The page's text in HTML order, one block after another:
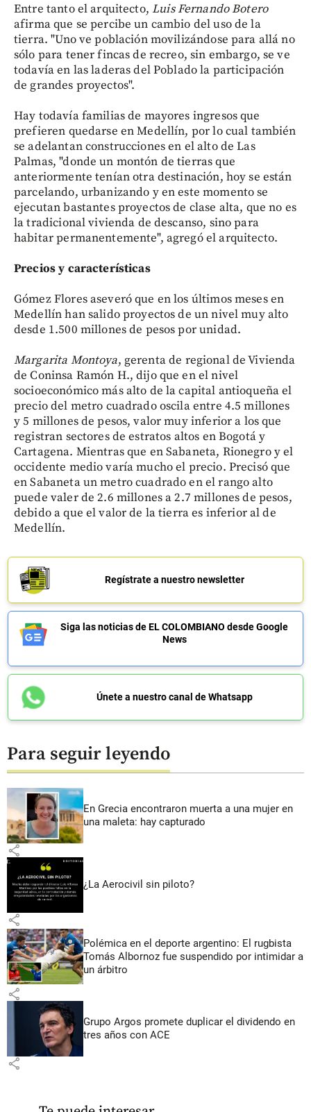
Entre tanto el arquitecto,Luis Fernando Botero
afirma que se percibe un cambio del uso de la
tierra. "Uno ve población movilizándose para allá no
sólo para tener fincas de recreo, sin embargo, se ve
todavía en las laderas del Poblado la participación
de grandes proyectos".
Hay todavía familias de mayores ingresos que
prefieren quedarse en Medellín, por lo cual también
se adelantan construcciones en el alto de Las
Palmas, "donde un montón de tierras que
anteriormente tenían otra destinación, hoy se están
parcelando, urbanizando y en este momento se
ejecutan bastantes proyectos de clase alta, que no es
la tradicional vivienda de descanso, sino para
habitar permanentemente", agregó el arquitecto.
Precios y características
Gómez Flores aseveró que en los últimos meses en
Medellín han salido proyectos de un nivel muy alto
desde 1.500 millones de pesos por unidad.
Margarita Montoya, gerenta de regional de Vivienda
de Coninsa Ramón H., dijo que en el nivel
socioeconómico más alto de la capital antioqueña el
precio del metro cuadrado oscila entre 4.5 millones
y 5 millones de pesos, valor muy inferior a los que
registran sectores de estratos altos en Bogotá y
Cartagena. Mientras que en Sabaneta, Rionegro y el
occidente medio varía mucho el precio. Precisó que
en Sabaneta un metro cuadrado en el rango alto
puede valer de 2.6 millones a 2.7 millones de pesos,
debido a que el valor de la tierra es inferior al de
Medellín.
Regístrate a nuestro newsletter
Siga las noticias de EL COLOMBIANO desde Google
News
Únete a nuestro canal de Whatsapp
Para seguir leyendo
En Grecia encontraron muerta a una mujer en
una maleta: hay capturado
share
¿La Aerocivil sin piloto?
share
Polémica en el deporte argentino: El rugbista
Tomás Albornoz fue suspendido por intimidar a
un árbitro
share
Grupo Argos promete duplicar el dividendo en
tres años con ACE
share